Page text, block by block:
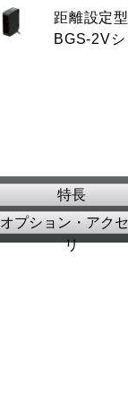
距離設定
BGS-2Vシ
特長
オプション・アク
リ